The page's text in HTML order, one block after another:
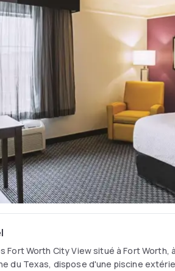
Fort Worth City View situé à Fort Worth,
du Texas, dispose d'une piscine